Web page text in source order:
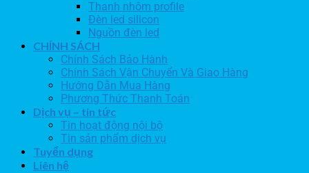
Thanh nhôm profile
Đèn led silicon
Nguồn đèn led
CHÍNH SÁCH
Chính Sách Bảo Hành
Chính Sách Vận Chuyển Và Giao Hàng
Hướng Dẫn Mua Hàng
Phương Thức Thanh Toán
Dịch vụ – tin tức
Tin hoạt động nội bộ
Tin sản phẩm dịch vụ
Tuyển dụng
Liên hệ